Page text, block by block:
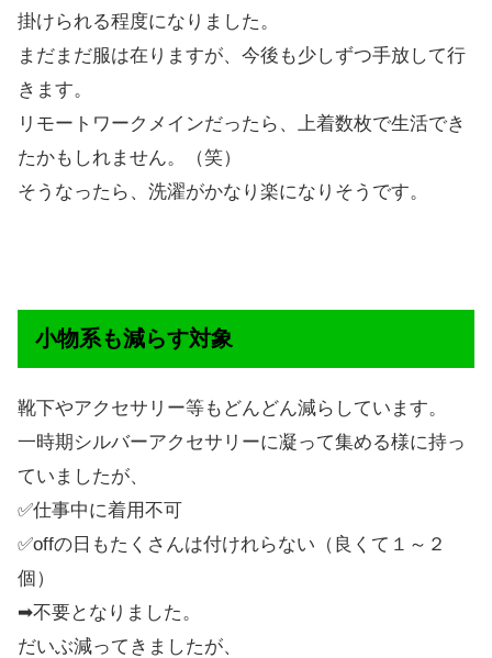
掛けられる程度になりました。
まだまだ服は在りますが、今後も少しずつ手放して行
きます。
リモートワークメインだったら、上着数枚で生活でき
たかもしれません。（笑）
そうなったら、洗濯がかなり楽になりそうです。
小物系も減らす対象
靴下やアクセサリー等もどんどん減らしています。
一時期シルバーアクセサリーに凝って集める様に持っ
ていましたが、
✅仕事中に着用不可
✅offの日もたくさんは付けれらない（良くて１～２
個）
➡不要となりました。
だいぶ減ってきましたが、